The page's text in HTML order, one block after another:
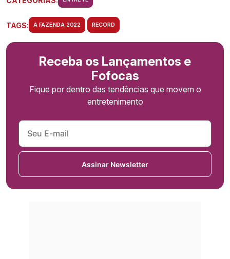
TAGS: A FAZENDA 2022 RECORD
Receba os Lançamentos e
Fofocas
Fique por dentro das tendências que movem o
entretenimento
Assinar Newsletter